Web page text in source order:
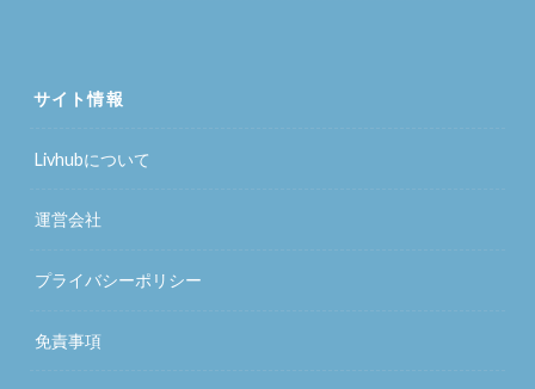
サイト情報
Livhubについて
運営会社
プライバシーポリシー
免責事項